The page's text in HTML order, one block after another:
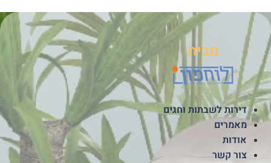
מבית
דירות לשבתות וחגים
מאמרים
אודות
צור קשר